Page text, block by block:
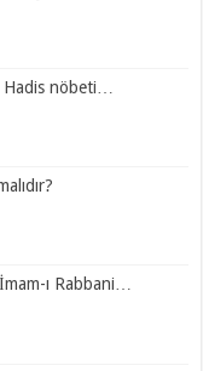
Hadis nöbeti…
ı Rabbani…